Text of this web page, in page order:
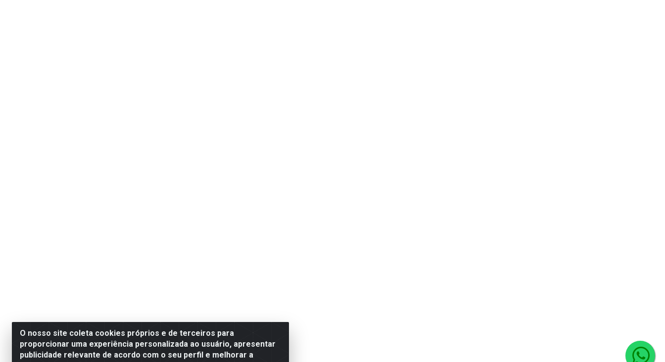
O nosso site coleta cookies próprios e de terceiros para
proporcionar uma experiência personalizada ao usuário, apresentar
publicidade relevante de acordo com o seu perfil e melhorar a